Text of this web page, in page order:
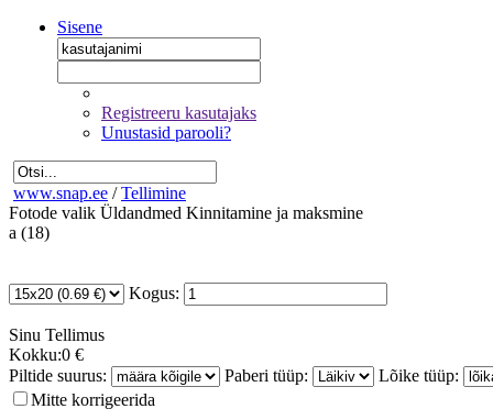
Sisene
Registreeru kasutajaks
Unustasid parooli?
www.snap.ee / Tellimine
Fotode valik Üldandmed Kinnitamine ja maksmine
a (18)
Kogus:
Sinu Tellimus
Kokku:0 €
Piltide suurus:
Paberi tüüp:
Lõike tüüp:
Mitte korrigeerida